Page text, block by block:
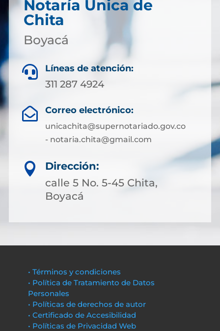
Notaría Única de
Chita
Boyacá
 Líneas de atención:
311 287 4924
 Correo electrónico:
unicachita@supernotariado.gov.co
- notaria.chita@gmail.com

Dirección:
calle 5 No. 5-45 Chita,
Boyacá
• Términos y condiciones
• Política de Tratamiento de Datos
Personales
• Políticas de derechos de autor
• Certificado de Accesibilidad
• Políticas de Privacidad Web